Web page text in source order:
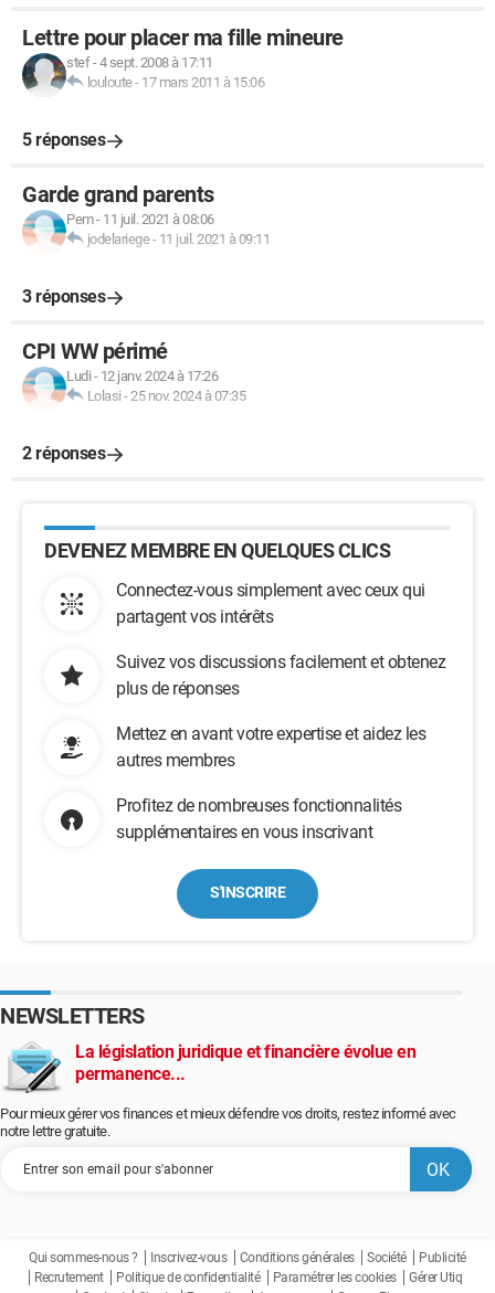
Lettre pour placer ma fille mineure
stef-4 sept. 2008 à 17:11
louloute- 17 mars 2011 à 15:06
5 réponses
Garde grand parents
Pem- 11 juil. 2021 à 08:06
jodelariege- 11 juil. 2021 à 09:11
3 réponses
CPI WW périmé
Ludi - 12 janv. 2024 à 17:26
Lolasi -25 nov. 2024 à 07:35
2 réponses
DEVENEZ MEMBRE EN QUELQUES CLICS
Connectez-vous simplement avec ceux qui
partagent vos intérêts
Suivez vos discussions facilement et obtenez
plus de réponses
Mettez en avant votre expertise et aidez les
autres membres
Profitez de nombreuses fonctionnalités
supplémentaires en vous inscrivant
S'INSCRIRE
NEWSLETTERS
La législation juridique et financière évolue en
permanence...
Pour mieux gérer vos finances et mieux défendre vos droits, restez informé avec
notre lettre gratuite.
Qui sommes-nous ? Inscrivez-vous Conditions générales Société
Publicité
Recrutement
Politique de confidentialité Paramétrer les cookies
Gérer Utiq